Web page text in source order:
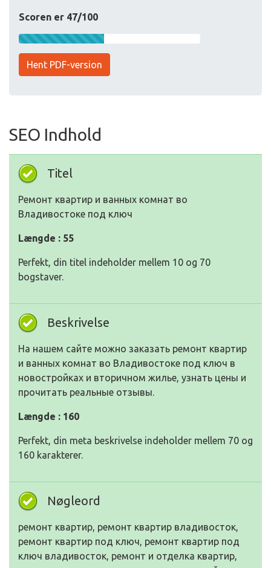
Scoren er 47/100
Hent PDF-version
SEO Indhold
Titel
Ремонт квартир и ванных комнат во
Владивостоке под ключ
Længde : 55
Perfekt, din titel indeholder mellem 10 og 70
bogstaver.
Beskrivelse
На нашем сайте можно заказать ремонт квартир
и ванных комнат во Владивостоке под ключ в
новостройках и вторичном жилье, узнать цены и
прочитать реальные отзывы.
Længde : 160
Perfekt, din meta beskrivelse indeholder mellem 70 og
160 karakterer.
Nøgleord
ремонт квартир, ремонт квартир владивосток,
ремонт квартир под ключ, ремонт квартир под
ключ владивосток, ремонт и отделка квартир,